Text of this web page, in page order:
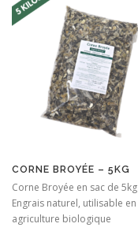
CORNE BROYÉE – 5KG
Corne Broyée en sac de 5kg
Engrais naturel, utilisable en
agriculture biologique